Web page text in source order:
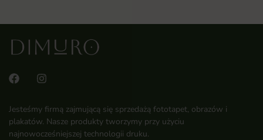
Jesteśmy firmą zajmującą się sprzedażą fototapet, obrazów i
plakatów. Nasze produkty tworzymy przy użyciu
najnowocześniejszej technologii druku.